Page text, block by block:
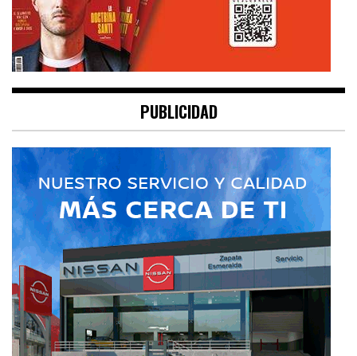
PUBLICIDAD